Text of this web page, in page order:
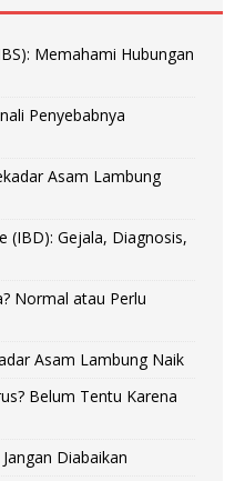
Memahami Hubungan
Penyebabnya
Asam Lambung
(IBD): Gejala, Diagnosis,
Normal atau Perlu
Asam Lambung Naik
Belum Tentu Karena
Diabaikan